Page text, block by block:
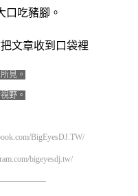
口吃豬腳。
文章收到口袋裡
見。
野。
BigEyesDJ.TW/
bigeyesdj.tw/